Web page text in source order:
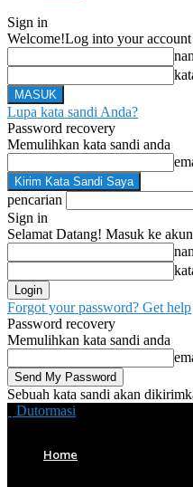
Sign in
Welcome!Log into your account
Lupa kata sandi Anda?
Password recovery
Memulihkan kata sandi anda
pencarian
Sign in
Selamat Datang! Masuk ke
Forgot your password? Get help
Password recovery
Memulihkan kata sandi anda
Sebuah kata sandi akan
Dutormasi
Home